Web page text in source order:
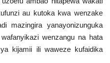
au kutoka kwa wenzake
mazingira yanayonizunguka
wenzangu na hata
kijamii ili waweze kufaidika